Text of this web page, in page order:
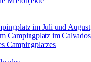
im Juli und August
Campingplatz im Calvados
Campingplatzes